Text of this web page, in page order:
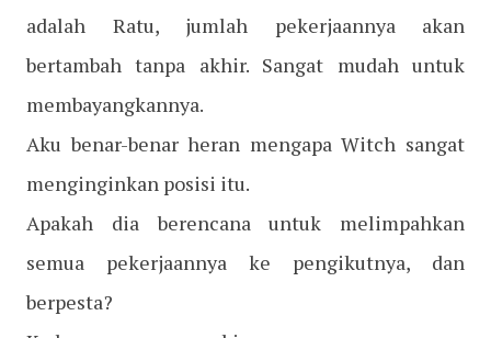
adalah Ratu, jumlah pekerjaannya akan
bertambah tanpa akhir. Sangat mudah untuk
membayangkannya.
Aku benar-benar heran mengapa Witch sangat
menginginkan posisi itu.
Apakah dia berencana untuk melimpahkan
semua pekerjaannya ke pengikutnya, dan
berpesta?